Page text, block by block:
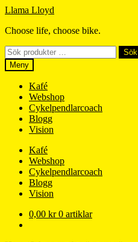
Hoppa
navigering
Hoppa
innehåll
Llama Lloyd
Choose life, choose bike.
Sök
efter:
Sök
Meny
Kafé
Webshop
Cykelpendlarcoach
Blogg
Vision
Kafé
Webshop
Cykelpendlarcoach
Blogg
Vision
0,00 kr 0 artiklar